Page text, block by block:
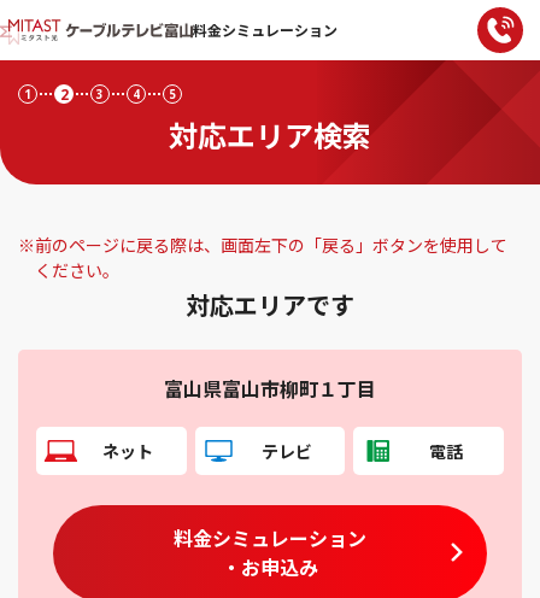
料金シミュレーション
対応エリア検索
1 2 3 4 5
※前のページに戻る際は、画面左下の「戻る」ボタンを使用して
ください。
対応エリアです
富山県富山市柳町１丁目
ネット テレビ 電話
料金シミュレーション
・お申込み